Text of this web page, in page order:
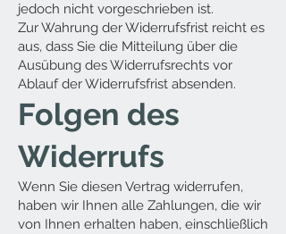
jedoch nicht vorgeschrieben ist.
Zur Wahrung der Widerrufsfrist reicht es
aus, dass Sie die Mitteilung über die
Ausübung des Widerrufsrechts vor
Ablauf der Widerrufsfrist absenden.
Folgen des
Widerrufs
Wenn Sie diesen Vertrag widerrufen,
haben wir Ihnen alle Zahlungen, die wir
von Ihnen erhalten haben, einschließlich